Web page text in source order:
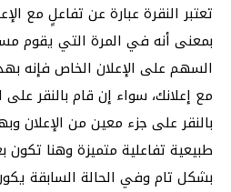
تعتبر النقرة عبارة عن تفاعلٍ مع
بمعنى أنه في المرة التي يقوم
السهم على الإعلان الخاص فإنه
مع إعلانك، سواء إن قام بالنقر على
بالنقر على جزء معين من الإعلان
طبيعية تفاعلية متميزة وهنا تكون
بشكل تام وفي الحالة السابقة